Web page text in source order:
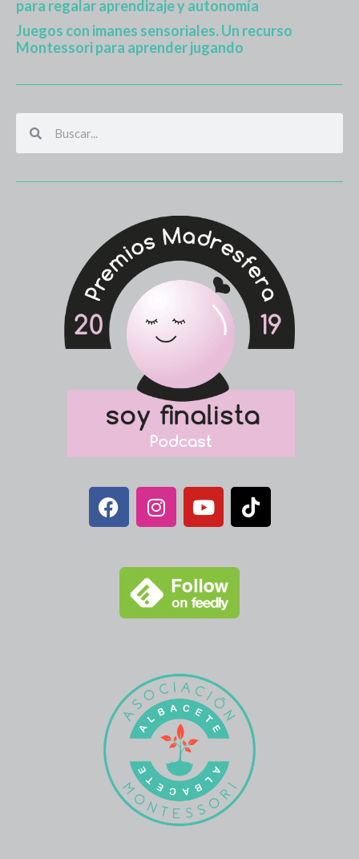
para regalar aprendizaje y autonomía
Juegos con imanes sensoriales. Un recurso
Montessori para aprender jugando